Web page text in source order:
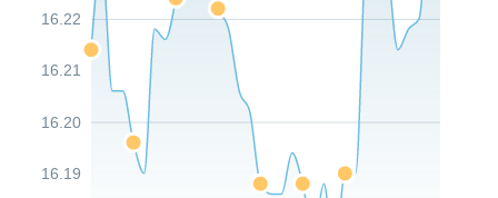
16.19
16.20
16.21
16.22